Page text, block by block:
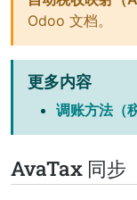
Odoo 文档。
更多内容
调账方法（
AvaTax 同步